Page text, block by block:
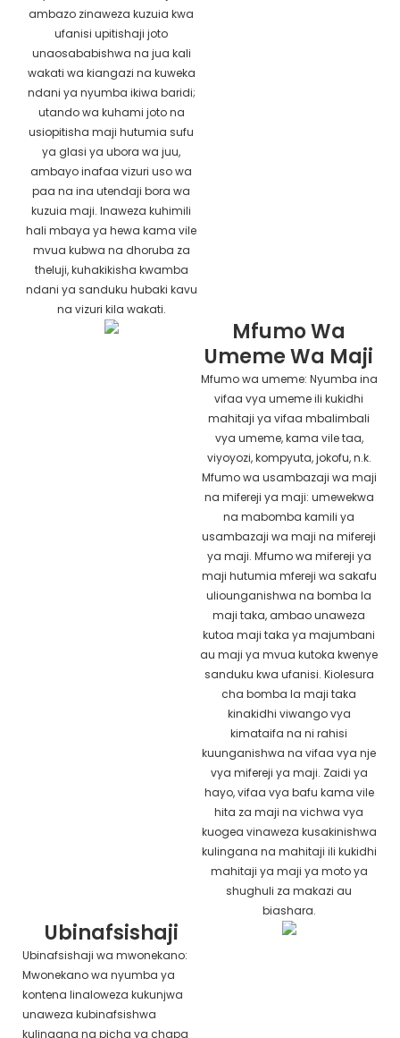
ambazo zinaweza kuzuia kwa
ufanisi upitishaji joto
unaosababishwa na jua kali
wakati wa kiangazi na kuweka
ndani ya nyumba ikiwa baridi;
utando wa kuhami joto na
usiopitisha maji hutumia sufu
ya glasi ya ubora wa juu,
ambayo inafaa vizuri uso wa
paa na ina utendaji bora wa
kuzuia maji. Inaweza kuhimili
hali mbaya ya hewa kama vile
mvua kubwa na dhoruba za
theluji, kuhakikisha kwamba
ndani ya sanduku hubaki kavu
na vizuri kila wakati.
Mfumo Wa
Umeme Wa Maji
Mfumo wa umeme: Nyumba ina
vifaa vya umeme ili kukidhi
mahitaji ya vifaa mbalimbali
vya umeme, kama vile taa,
viyoyozi, kompyuta, jokofu, n.k.
Mfumo wa usambazaji wa maji
na mifereji ya maji: umewekwa
na mabomba kamili ya
usambazaji wa maji na mifereji
ya maji. Mfumo wa mifereji ya
maji hutumia mfereji wa sakafu
uliounganishwa na bomba la
maji taka, ambao unaweza
kutoa maji taka ya majumbani
au maji ya mvua kutoka kwenye
sanduku kwa ufanisi. Kiolesura
cha bomba la maji taka
kinakidhi viwango vya
kimataifa na ni rahisi
kuunganishwa na vifaa vya nje
vya mifereji ya maji. Zaidi ya
hayo, vifaa vya bafu kama vile
hita za maji na vichwa vya
kuogea vinaweza kusakinishwa
kulingana na mahitaji ili kukidhi
mahitaji ya maji ya moto ya
shughuli za makazi au
biashara.
Ubinafsishaji
Ubinafsishaji wa mwonekano:
Mwonekano wa nyumba ya
kontena linaloweza kukunjwa
unaweza kubinafsishwa
kulingana na picha ya chapa